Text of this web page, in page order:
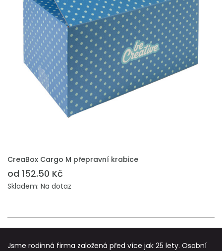
CreaBox Cargo M přepravní krabice
od 152.50 Kč
Skladem: Na dotaz
Jsme rodinná firma založená před více jak 25 lety. Osobní